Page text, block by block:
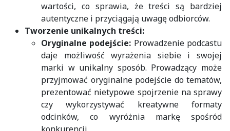
wartości, co sprawia, że treści są bardziej
autentyczne i przyciągają uwagę odbiorców.
Tworzenie unikalnych treści:
Oryginalne podejście: Prowadzenie podcastu
daje możliwość wyrażenia siebie i swojej
marki w unikalny sposób. Prowadzący może
przyjmować oryginalne podejście do tematów,
prezentować nietypowe spojrzenie na sprawy
czy wykorzystywać kreatywne formaty
odcinków, co wyróżnia markę spośród